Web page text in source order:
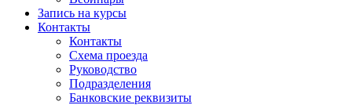
Запись на курсы
Контакты
Контакты
Схема проезда
Руководство
Подразделения
Банковские реквизиты